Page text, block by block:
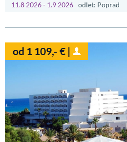
11.8 2026 - 1.9 2026 odlet: Poprad
od 1 109,- € |